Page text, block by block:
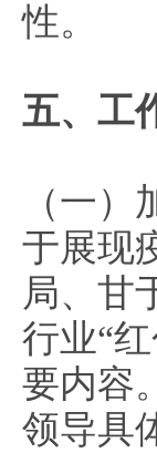
性。
五、工
（一
于展现
局、甘
行业“
要内容
领导具